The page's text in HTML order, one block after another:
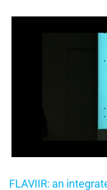
FLAVIIR: an